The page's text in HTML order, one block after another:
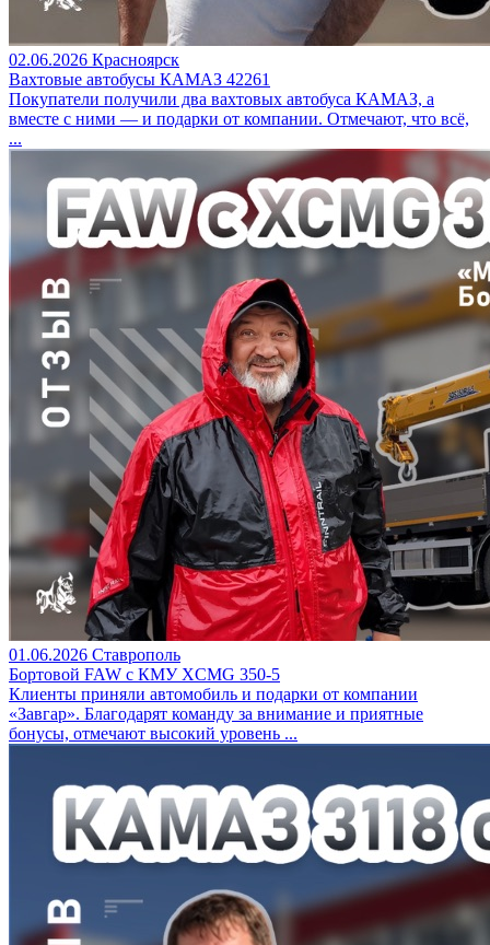
02.06.2026 Красноярск
Вахтовые автобусы КАМАЗ 42261
Покупатели получили два вахтовых автобуса КАМАЗ, а
вместе с ними — и подарки от компании. Отмечают, что всё,
...
01.06.2026 Ставрополь
Бортовой FAW c КМУ XCMG 350-5
Клиенты приняли автомобиль и подарки от компании
«Завгар». Благодарят команду за внимание и приятные
бонусы, отмечают высокий уровень ...